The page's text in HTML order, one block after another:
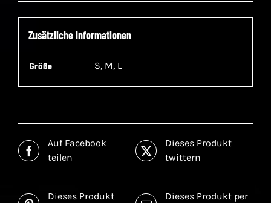
Zusätzliche Informationen
Größe S, M, L
Auf Facebook
teilen
Dieses Produkt
twittern
Dieses Produkt
Dieses Produkt per